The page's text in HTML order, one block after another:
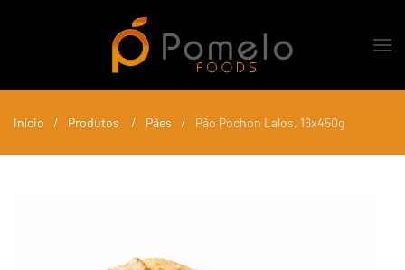
Skip to main content
Início Produtos Pães Pão Pochon Lalos, 16x450g